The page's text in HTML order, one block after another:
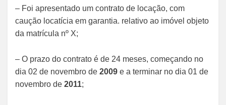
– Foi apresentado um contrato de locação, com
caução locatícia em garantia. relativo ao imóvel objeto
da matrícula nº X;
– O prazo do contrato é de 24 meses, começando no
dia 02 de novembro de 2009 e a terminar no dia 01 de
novembro de 2011;